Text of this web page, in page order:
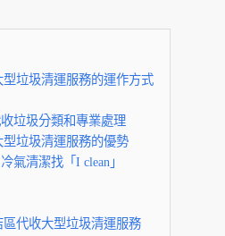
垃圾清運服務的運作方式
垃圾分類和專業處理
垃圾清運服務的優勢
氣清潔找「I clean」
代收大型垃圾清運服務